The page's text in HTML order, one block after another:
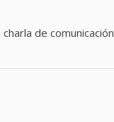
de comunicación